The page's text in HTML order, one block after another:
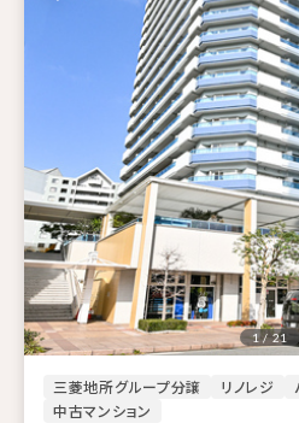
三菱地所グループ分譲 リノレジ
中古マンション
1 / 21